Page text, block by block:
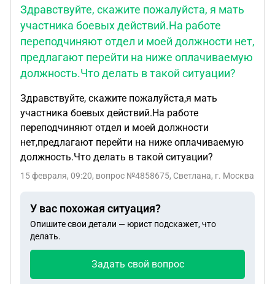
Здравствуйте, скажите пожалуйста, я мать
участника боевых действий.На работе
переподчиняют отдел и моей должности нет,
предлагают перейти на ниже оплачиваемую
должность.Что делать в такой ситуации?
Здравствуйте, скажите пожалуйста,я мать
участника боевых действий.На работе
переподчиняют отдел и моей должности
нет,предлагают перейти на ниже оплачиваемую
должность.Что делать в такой ситуации?
15 февраля, 09:20, вопрос №4858675, Светлана, г. Москва
У вас похожая ситуация?
Опишите свои детали — юрист подскажет, что
делать.
Задать свой вопрос